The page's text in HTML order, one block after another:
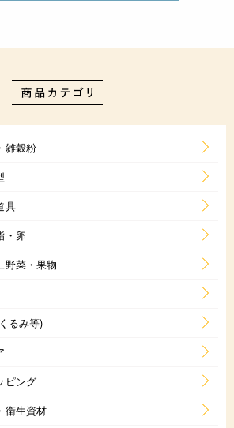
雑穀粉
具
・卵
野菜・果物
るみ等)
ピング
衛生資材